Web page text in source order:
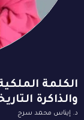
الكلمة
والذاكرة
د. إيناس محمد سرج